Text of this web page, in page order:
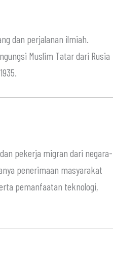
dan perjalanan ilmiah.
Muslim Tatar dari Rusia
pekerja migran dari negara-
penerimaan masyarakat
pemanfaatan teknologi,